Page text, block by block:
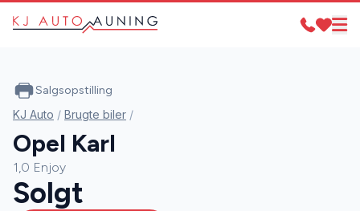
Salgsopstilling
KJ Auto / Brugte biler /
Opel Karl
1,0 Enjoy
Solgt